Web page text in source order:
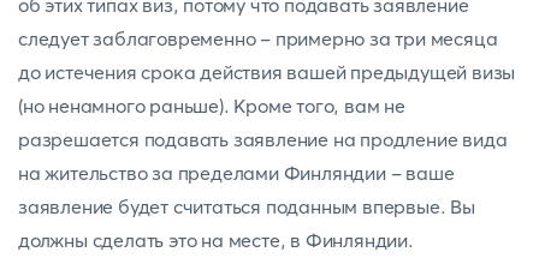
об этих типах виз, потому что подавать заявление
следует заблаговременно - примерно за три месяца
до истечения срока действия вашей предыдущей визы
(но ненамного раньше). Кроме того, вам не
разрешается подавать заявление на продление вида
на жительство за пределами Финляндии - ваше
заявление будет считаться поданным впервые. Вы
должны сделать это на месте, в Финляндии.